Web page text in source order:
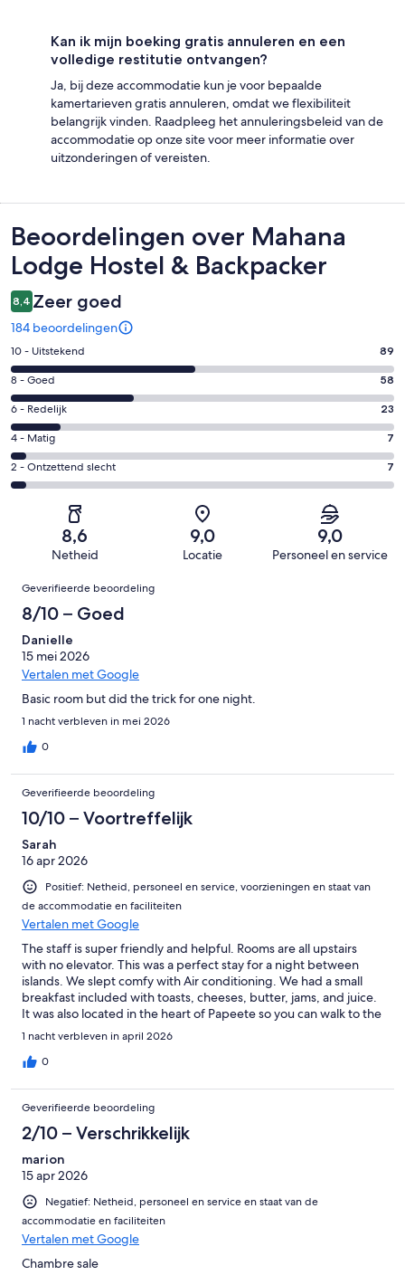
Kan ik mijn boeking gratis annuleren en een
volledige restitutie ontvangen?
Ja, bij deze accommodatie kun je voor bepaalde
kamertarieven gratis annuleren, omdat we flexibiliteit
belangrijk vinden. Raadpleeg het annuleringsbeleid van de
accommodatie op onze site voor meer informatie over
uitzonderingen of vereisten.
Beoordelingen
Beoordelingen over Mahana
Lodge Hostel & Backpacker
8,4 Zeer goed
184 beoordelingen
Gastenscore:
10
-
Uitstekend.
89
van
184
beoordelingen
10 - Uitstekend 89
Gastenscore:
8
-
Goed.
58
van
184
beoordelingen
8 - Goed 58
Gastenscore:
6
-
Redelijk.
23
beoordelingen
6 - Redelijk 23
Gastenscore:
4
-
4 - Matig 7
Gastenscore:
2
Ontzettend
van
beoordelingen
2 - Ontzettend slecht 7
8,6
Netheid
9,0
Locatie
9,0
Personeel en service
Beoordelingen
Geverifieerde beoordeling
8/10 – Goed
Danielle
15 mei 2026
Vertalen met Google
Basic room but did the trick for one night.
1 nacht verbleven in mei 2026
0
Geverifieerde beoordeling
10/10 – Voortreffelijk
Sarah
16 apr 2026
Positief: Netheid, personeel en service, voorzieningen en staat van
de accommodatie en faciliteiten
Vertalen met Google
The staff is super friendly and helpful. Rooms are all upstairs
with no elevator. This was a perfect stay for a night between
islands. We slept comfy with Air conditioning. We had a small
breakfast included with toasts, cheeses, butter, jams, and juice.
It was also located in the heart of Papeete so you can walk to the
brewery, food trucks, or the market at any time. Would highly
recommend this place for anyone on a budget or anyone in
between islands for a night or two.
1 nacht verbleven in april 2026
0
Geverifieerde beoordeling
2/10 – Verschrikkelijk
marion
15 apr 2026
Negatief: Netheid, personeel en service en staat van de
accommodatie en faciliteiten
Vertalen met Google
Chambre sale